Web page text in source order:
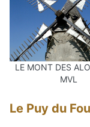
LE MONT DES
MVL
Le Puy du Fou